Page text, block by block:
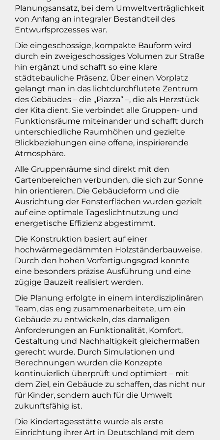
Planungsansatz, bei dem Umweltverträglichkeit
von Anfang an integraler Bestandteil des
Entwurfsprozesses war.
Die eingeschossige, kompakte Bauform wird
durch ein zweigeschossiges Volumen zur Straße
hin ergänzt und schafft so eine klare
städtebauliche Präsenz. Über einen Vorplatz
gelangt man in das lichtdurchflutete Zentrum
des Gebäudes – die „Piazza“ –, die als Herzstück
der Kita dient. Sie verbindet alle Gruppen- und
Funktionsräume miteinander und schafft durch
unterschiedliche Raumhöhen und gezielte
Blickbeziehungen eine offene, inspirierende
Atmosphäre.
Alle Gruppenräume sind direkt mit den
Gartenbereichen verbunden, die sich zur Sonne
hin orientieren. Die Gebäudeform und die
Ausrichtung der Fensterflächen wurden gezielt
auf eine optimale Tageslichtnutzung und
energetische Effizienz abgestimmt.
Die Konstruktion basiert auf einer
hochwärmegedämmten Holzständerbauweise.
Durch den hohen Vorfertigungsgrad konnte
eine besonders präzise Ausführung und eine
zügige Bauzeit realisiert werden.
Die Planung erfolgte in einem interdisziplinären
Team, das eng zusammenarbeitete, um ein
Gebäude zu entwickeln, das damaligen
Anforderungen an Funktionalität, Komfort,
Gestaltung und Nachhaltigkeit gleichermaßen
gerecht wurde. Durch Simulationen und
Berechnungen wurden die Konzepte
kontinuierlich überprüft und optimiert – mit
dem Ziel, ein Gebäude zu schaffen, das nicht nur
für Kinder, sondern auch für die Umwelt
zukunftsfähig ist.
Die Kindertagesstätte wurde als erste
Einrichtung ihrer Art in Deutschland mit dem